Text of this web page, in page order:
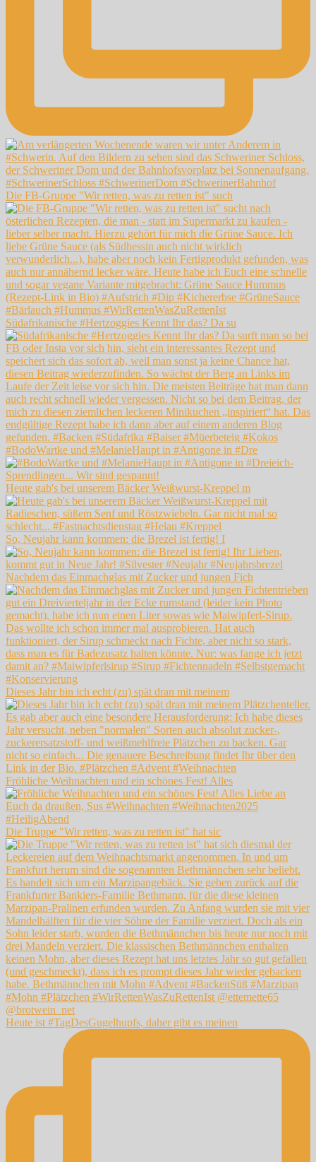
Die FB-Gruppe "Wir retten, was zu retten ist" such
Südafrikanische #Hertzoggies Kennt Ihr das? Da su
#BodoWartke und #MelanieHaupt in #Antigone in #Dre
Heute gab's bei unserem Bäcker Weißwurst-Kreppel m
So, Neujahr kann kommen: die Brezel ist fertig! I
Nachdem das Einmachglas mit Zucker und jungen Fich
Dieses Jahr bin ich echt (zu) spät dran mit meinem
Fröhliche Weihnachten und ein schönes Fest! Alles
Die Truppe "Wir retten, was zu retten ist" hat sic
Heute ist #TagDesGugelhupfs, daher gibt es meinen